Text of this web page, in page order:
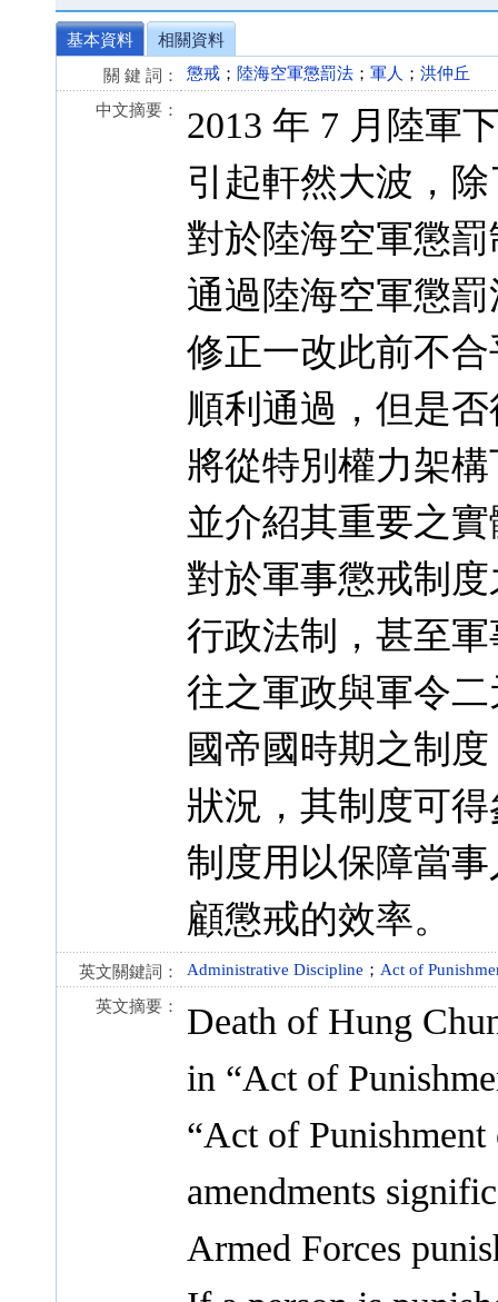
基本資料
相關資料
關 鍵 詞：
懲戒 ； 陸海空軍懲罰法 ； 軍人 ； 洪仲丘
中文摘要：
2013 年 7 月陸軍
引起軒然大波，
對於陸海空軍懲
通過陸海空軍懲
修正一改此前不
順利通過，但是
將從特別權力架
並介紹其重要之
對於軍事懲戒制
行政法制，甚至
往之軍政與軍令
國帝國時期之制
狀況，其制度可
制度用以保障當
顧懲戒的效率。
英文關鍵詞： Administrative Discipline ； Act of
英文摘要：
Death of Hung
in “Act of
“Act of
amendments
Armed Forces